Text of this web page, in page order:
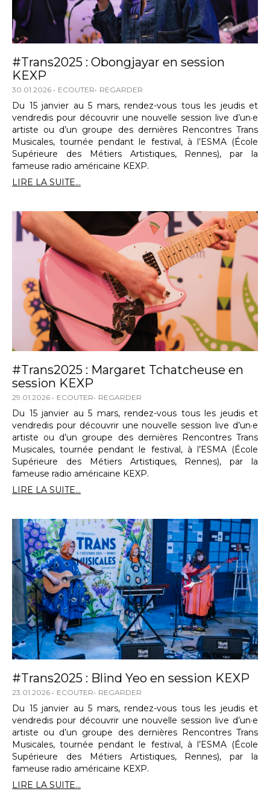
#Trans2025 : Obongjayar en session
KEXP
30.01.2026 ECOUTER REGARDER
Du 15 janvier au 5 mars, rendez-vous tous les jeudis et
vendredis pour découvrir une nouvelle session live d’un·e
artiste ou d’un groupe des dernières Rencontres Trans
Musicales, tournée pendant le festival, à l’ESMA (École
Supérieure des Métiers Artistiques, Rennes), par la
fameuse radio américaine KEXP.
LIRE LA SUITE...
#Trans2025 : Margaret Tchatcheuse en
session KEXP
29.01.2026 ECOUTER REGARDER
Du 15 janvier au 5 mars, rendez-vous tous les jeudis et
vendredis pour découvrir une nouvelle session live d’un·e
artiste ou d’un groupe des dernières Rencontres Trans
Musicales, tournée pendant le festival, à l’ESMA (École
Supérieure des Métiers Artistiques, Rennes), par la
fameuse radio américaine KEXP.
LIRE LA SUITE...
#Trans2025 : Blind Yeo en session KEXP
23.01.2026 ECOUTER REGARDER
Du 15 janvier au 5 mars, rendez-vous tous les jeudis et
vendredis pour découvrir une nouvelle session live d’un·e
artiste ou d’un groupe des dernières Rencontres Trans
Musicales, tournée pendant le festival, à l’ESMA (École
Supérieure des Métiers Artistiques, Rennes), par la
fameuse radio américaine KEXP.
LIRE LA SUITE...